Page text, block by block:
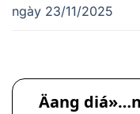
ngày 23/11/2025
Äang